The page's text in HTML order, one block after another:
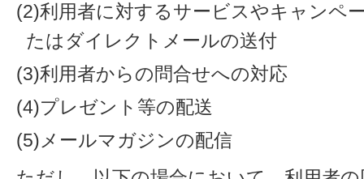
(2)利用者に対するサービスやキャンペ
たはダイレクトメールの送付
(3)利用者からの問合せへの対応
(4)プレゼント等の配送
(5)メールマガジンの配信